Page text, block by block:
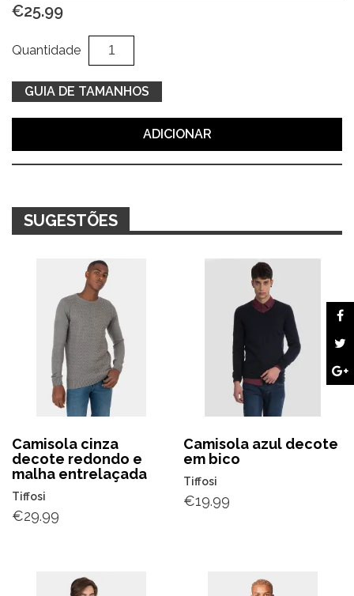
€25.99
Quantidade
Quantidade
de
T-
shirt
verde
GUIA DE TAMANHOS
ADICIONAR
SUGESTÕES
Camisola cinza
decote redondo e
malha entrelaçada
Tiffosi
€29.99
Camisola azul decote
em bico
Tiffosi
€19.99